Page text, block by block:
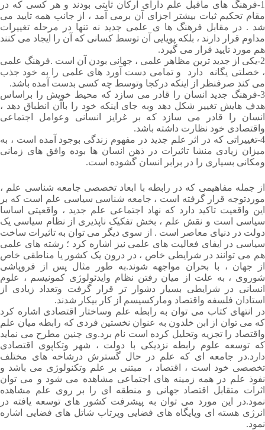
1-فرهنگ های ماقبل علم دارای ارکان ثابتی بودند و هر کسی که در
مقام تحکیم ثبات بیشتر اجزای آن برمی آمد ، از جانب همه تایید می
شد . در مقابل فرهنگ ها ی علمی جدید نه تنها در مرحله تغییرات
مداوم قرار دارند ، بلکه پویایی آن توسط کسانی که آن را ایجاد می کنند
هم مورد تایید قرار می گیرد.
2-یکی از جدید ترین مظاهر علمی ، جهانی بودن آن است .فرهنگ علمی
، خصلتی یگانه دارد و تمامی دست آورد های علمی را به خود جذب
می کند صرفنظر از اینکه درکجا وتوسط چه کسی بدست آمده باشد.
3-فرهنگ جدید انسان را قادر می سازد که محیط خویش را براساس
هدف هایش تغییر شکل دهد وبه جای اینکه خود را باآن انطباق دهد ،
انسان را قادر می سازد که بر غرایز انسانی وعوامل اجتماعی
واقتصادی خود نظارت داشته باشد.
4-تغییراتی که در اثر علم جدید در مفهوم زندگی بوجود آمده است ، به
میزان زیادی منشا تاثیرات در ذهن انسان ها بوده وافق های زمانی
ومکانی بسیاری را در برابر انسان گشوده است.
از جمله مفاهیمی که در رابطه با ابعاد تخصصی جامعه شناسی علم ،
موردتوجه قرار گرفته است ، جامعه شناسی سیاسی علم است که بر
این واقعیت تاکید دارد که نهاد اجتماعی علم جدید ، واقعیتی اساسا
سیاسی است و نقش علم ، بخش تفکیک ناپذیری از نظام سیاسی یک
دولت در دنیای معاصر است . از سوی دیگر می توان به تاثیرات ساخت
سیاسی در ایفای فعالیت های علمی نیز اشاره کرد ؛ رشته های علمی
هم می توانند در شرایطی خاص ، در درون یک کشور یا مناطقی خاص
از جهان ، با بحران مواجهه شوند.به طور مثال پس از فروپاشی
شوروی ، به علت از میان رفتن نظام وایدئولوژی کمونیسم ، علوم
انسانی در شرایطی بسیار دشوار تر قرار گرفت وتعداد زیادی از
استادان فلسفه واقتصاد ومارکسیسم از کار بیکار شدند.
در انتهای کتاب می توان به رابطه علم وساختار اقتصادی اشاره کرد
که می توان از ابن خلدون به عنوان نخستین فردی که رابطه میان علم
واقتصاد را تجزیه وتحلیل کرده است نام برد.وی چنین مطرح می نماید
که توسعه علوم رابطه نزدیکی با دولت ، شهر وتکاپوی اقتصادی
دارد.در جامعه ای که علم در حال گسترش درشاخه های مختلف
تخصصی خود است ، اقتصاد ، مبتنی بر علم وتکنولوژی می باشد و
نفوذ علم در همه زمینه های اجتماعی مشاهده می شود و می توان
اثرات متقابل اقتصاد جهانی و منطقه ای را بر روی علم مشاهده
نمود.در این مورد می توان به پیشرفت کشور های توسعه یافته در
انرژی هسته ای وپایگاه های فضایی وپرتاب شاتل های فضایی اشاره
نمود.